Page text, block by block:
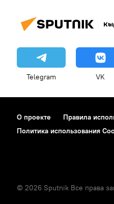
Telegram VK
О проекте Правила
Политика использования
© 2026 Sputnik Все права